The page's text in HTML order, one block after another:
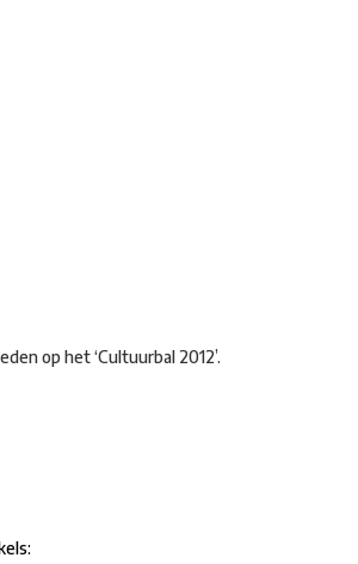
op het ‘Cultuurbal 2012’.